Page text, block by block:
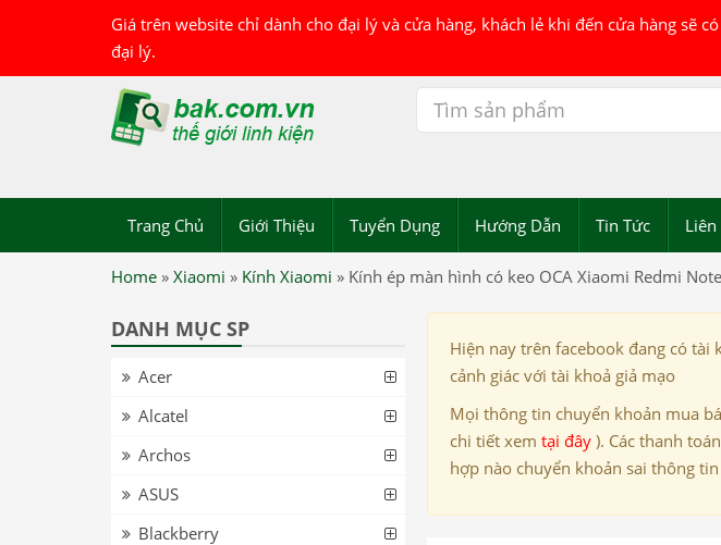
Giá trên website chỉ dành cho đại lý và cửa hàng, khách lẻ khi đến cửa hàng sẽ
đại lý.
Trang Chủ Giới Thiệu Tuyển Dụng Hướng Dẫn Tin Tức Liên
Home » Xiaomi » Kính Xiaomi » Kính ép màn hình có keo OCA Xiaomi Redmi
Hiện nay trên facebook đang có tài
cảnh giác với tài khoả giả mạo
Mọi thông tin chuyển khoản mua
chi tiết xem tại đây ). Các thanh
hợp nào chuyển khoản sai thông tin
DANH MỤC SP
Acer
Alcatel
Archos
ASUS
Blackberry